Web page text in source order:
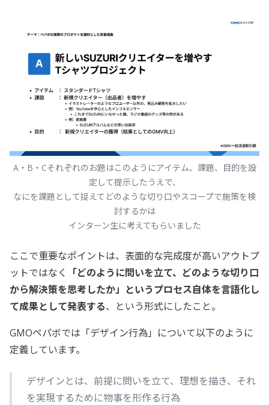
A・B・Cそれぞれのお題はこのようにアイテム、課題、目的を設
定して提示したうえで、
なにを課題として捉えてどのような切り口やスコープで施策を検
討するかは
インターン生に考えてもらいました
ここで重要なポイントは、表面的な完成度が高いアウトプ
ットではなく
「どのように問いを立て、どのような切り口
から解決策を思考したか」というプロセス自体を言語化し
て成果として発表する、という形式にしたこと。
GMOペパボでは「デザイン行為」について以下のように
定義しています。
デザインとは、前提に問いを立て、理想を描き、それ
を実現するために物事を形作る行為